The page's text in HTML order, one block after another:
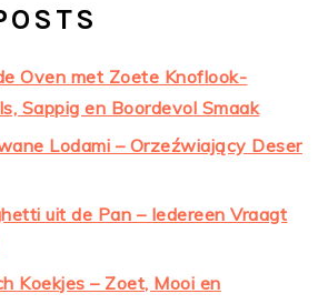
Oven met Zoete Knoflook-
Sappig en Boordevol Smaak
Lodami – Orzeźwiający Deser
uit de Pan – Iedereen Vraagt
Koekjes – Zoet, Mooi en